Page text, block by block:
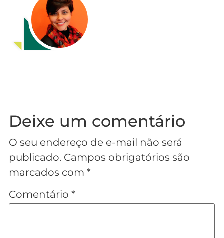
Deixe um comentário
O seu endereço de e-mail não será
publicado. Campos obrigatórios são
marcados com *
Comentário *